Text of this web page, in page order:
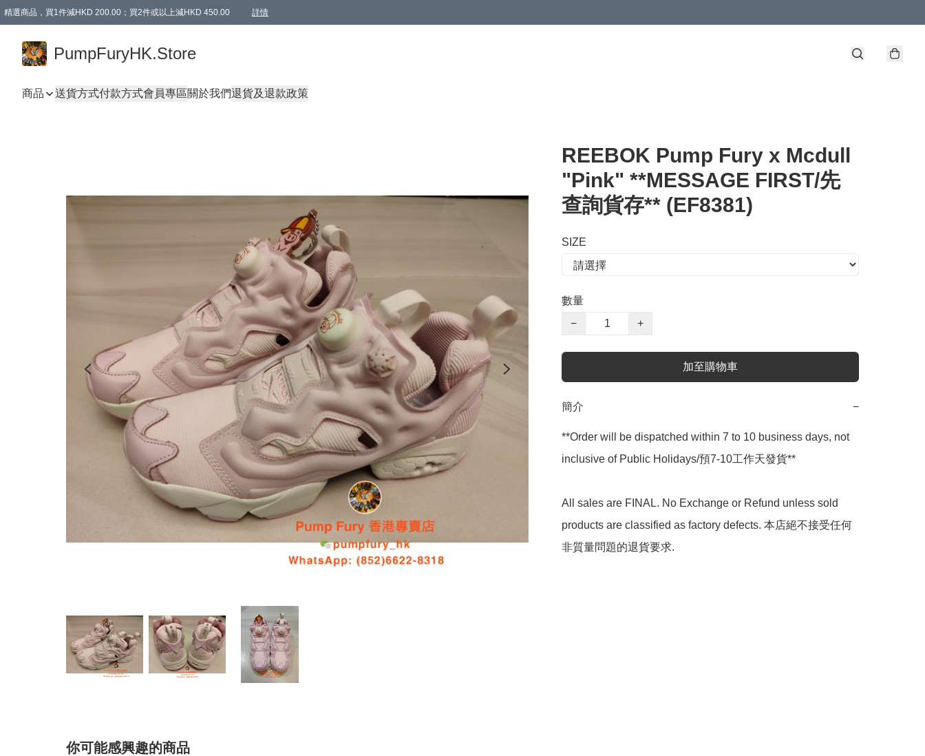
精選商品，買1件減HKD 200.00；買2件或以上減HKD 450.00 詳情
PumpFuryHK.Store
商品 送貨方式付款方式會員專區關於我們退貨及退款政策
REEBOK Pump Fury x Mcdull
"Pink" **MESSAGE FIRST/先
查詢貨存** (EF8381)
SIZE
數量
−
+
加至購物車
簡介 −
**Order will be dispatched within 7 to 10 business days, not
inclusive of Public Holidays/預7-10工作天發貨**
All sales are FINAL. No Exchange or Refund unless sold
products are classified as factory defects. 本店絕不接受任何
非質量問題的退貨要求.
你可能感興趣的商品